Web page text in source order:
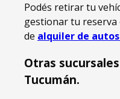
Podés retirar tu
gestionar tu reserva
de alquiler de
Otras
Tucumán.